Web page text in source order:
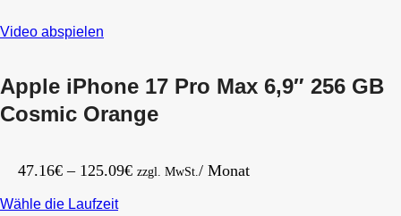
GB
Silber
Video abspielen
Apple iPhone 17 Pro Max 6,9″ 256 GB
Cosmic Orange
47.16€ – 125.09€Preisspanne:
zzgl. MwSt./ Monat
Wähle die Laufzeit